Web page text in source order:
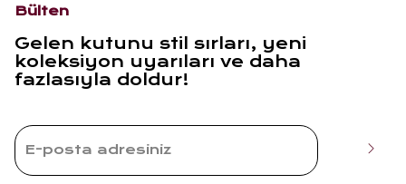
Bülten
Gelen kutunu stil sırları, yeni
koleksiyon uyarıları ve daha
fazlasıyla doldur!